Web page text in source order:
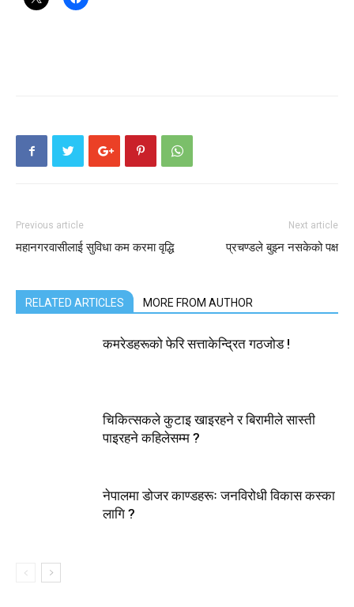
Previous article
महानगरवासीलाई सुविधा कम करमा वृद्धि
Next article
प्रचण्डले बुझ्न नसकेको पक्ष
RELATED ARTICLES MORE FROM AUTHOR
कमरेडहरूको फेरि सत्ताकेन्द्रित गठजोड !
चिकित्सकले कुटाइ खाइरहने र बिरामीले सास्ती
पाइरहने कहिलेसम्म ?
नेपालमा डोजर काण्डहरूः जनविरोधी विकास कस्का
लागि ?